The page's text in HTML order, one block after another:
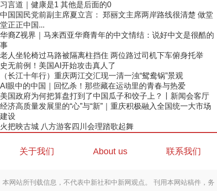
习言道｜健康是1 其他是后面的0
中国国民党前副主席夏立言： 郑丽文主席两岸路线很清楚 做堂
堂正正中国...
华裔Z视界｜马来西亚华裔青年的中文情结：说好中文是很酷的
事
老人坐轮椅过马路被隔离柱挡住 两位路过司机下车俯身托举
史无前例！美国AI开始攻击真人了
（长江十年行）重庆两江交汇现一清一浊“鸳鸯锅”景观
AI眼中的中国｜回忆杀！那些藏在运动里的青春与热爱
美国政府为何把算盘打到了中国瓜子和饺子上？丨新闻会客厅
经济高质量发展里的“心”与“新”｜重庆积极融入全国统一大市场
建设
火把映古城 八方游客四川会理踏歌起舞
关于我们 About us 联系我们
本网站所刊载信息，不代表中新社和中新网观点。 刊用本网站稿件，务